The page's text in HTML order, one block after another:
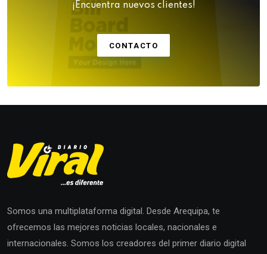
¡Encuentra nuevos clientes!
CONTACTO
Somos una multiplataforma digital. Desde Arequipa, te
ofrecemos las mejores noticias locales, nacionales e
internacionales. Somos los creadores del primer diario digital